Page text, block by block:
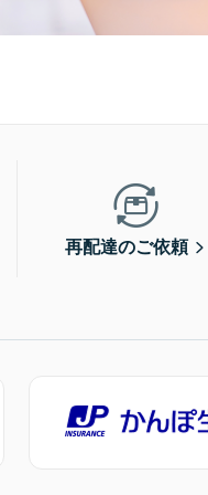
再配達のご依頼